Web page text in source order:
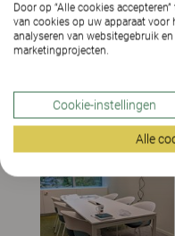
Door op “Alle cookies
van cookies op uw apparaat voor
analyseren van websitegebruik
marketingprojecten.
Cookie-instellingen
Alle